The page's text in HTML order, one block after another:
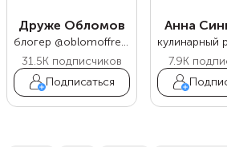
Друже Обломов
блогер @oblomoffrecipe
31.5K подписчиков
Подписаться
Анна
7.9K